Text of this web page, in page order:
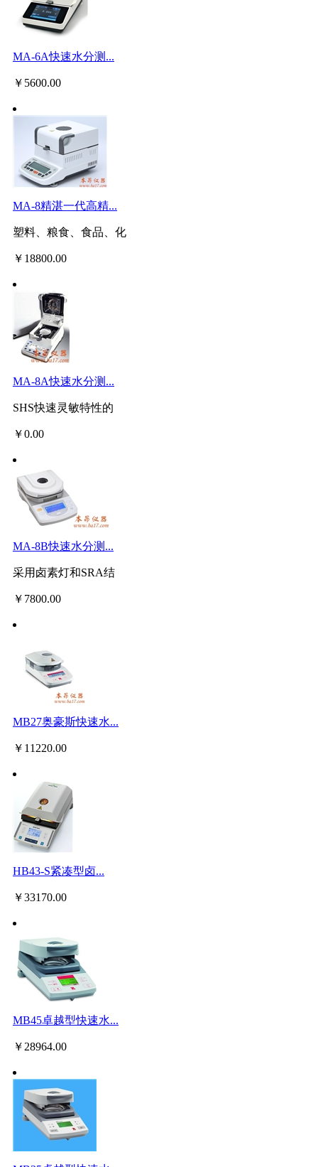
MA-6A快速水分测...
￥ 5600.00
MA-8精湛一代高精...
塑料、粮食、食品、化
￥ 18800.00
MA-8A快速水分测...
SHS快速灵敏特性的
￥0.00
MA-8B快速水分测...
采用卤素灯和SRA结
￥ 7800.00
MB27奥豪斯快速水...
￥ 11220.00
HB43-S紧凑型卤...
￥33170.00
MB45卓越型快速水...
￥ 28964.00